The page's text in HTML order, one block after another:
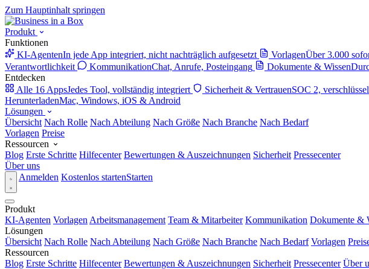
Zum Hauptinhalt springen
Produkt
Funktionen
KI-AgentenIn jede App integriert, nicht nachträglich aufgesetzt VorlagenÜber 3.000
Verantwortlichkeit
KommunikationChat, Anrufe, Posteingang Dokumente & Wissen
Entdecken
Alle 16 AppsJedes Tool, vollständig integriert Sicherheit & VertrauenSOC 2,
HerunterladenMac, Windows, iOS & Android
Lösungen
Übersicht Nach Rolle Nach Abteilung Nach Größe Nach Branche Nach Bedarf
Vorlagen Preise
Ressourcen
Blog Erste Schritte Hilfecenter Bewertungen & Auszeichnungen Sicherheit Pressecenter
Über uns
Anmelden Kostenlos startenStarten
Produkt
KI-Agenten Vorlagen Arbeitsmanagement Team & Mitarbeiter Kommunikation Dokumente &
Lösungen
Übersicht Nach Rolle Nach Abteilung Nach Größe Nach Branche Nach Bedarf Vorlagen
Ressourcen
Blog Erste Schritte Hilfecenter Bewertungen & Auszeichnungen Sicherheit Pressecenter Über